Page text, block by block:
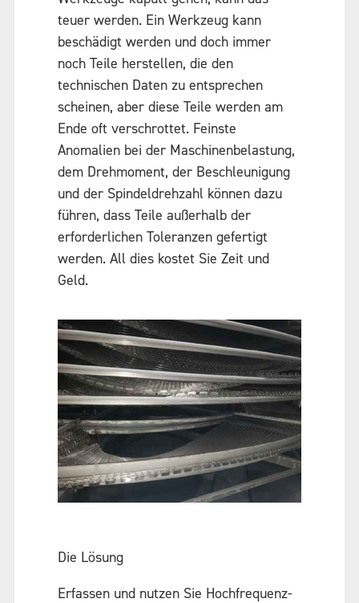
teuer werden. Ein Werkzeug kann
beschädigt werden und doch immer
noch Teile herstellen, die den
technischen Daten zu entsprechen
scheinen, aber diese Teile werden am
Ende oft verschrottet. Feinste
Anomalien bei der Maschinenbelastung,
dem Drehmoment, der Beschleunigung
und der Spindeldrehzahl können dazu
führen, dass Teile außerhalb der
erforderlichen Toleranzen gefertigt
werden. All dies kostet Sie Zeit und
Geld.
Die Lösung
Erfassen und nutzen Sie Hochfrequenz-